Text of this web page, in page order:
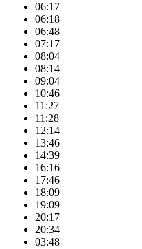
06:17
06:18
06:48
07:17
08:04
08:14
09:04
10:46
11:27
11:28
12:14
13:46
14:39
16:16
17:46
18:09
19:09
20:17
20:34
03:48